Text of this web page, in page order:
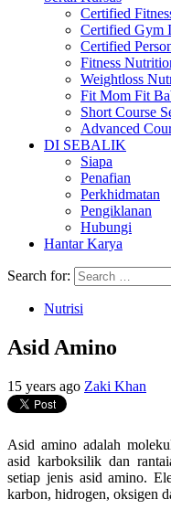
Certified
Certified Gym
Certified
Fitness
Weightloss
Fit Mom Fit
Short Course
Advanced
DI SEBALIK
Siapa
Penafian
Perkhidmatan
Pengiklanan
Hubungi
Hantar Karya
Search for:
Nutrisi
Asid Amino
15 years ago Zaki Khan
Asid amino adalah
asid karboksilik dan
setiap jenis asid amino.
karbon, hidrogen, oksigen